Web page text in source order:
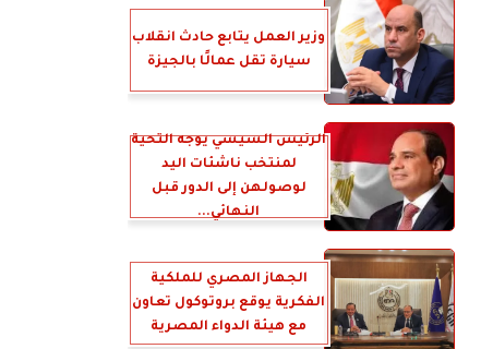
وزير العمل يتابع حادث انقلاب
سيارة تقل عمالًا بالجيزة
الرئيس السيسي يوجه التحية
لمنتخب ناشئات اليد
لوصولهن إلى الدور قبل
النهائي...
الجهاز المصري للملكية
الفكرية يوقع بروتوكول تعاون
مع هيئة الدواء المصرية